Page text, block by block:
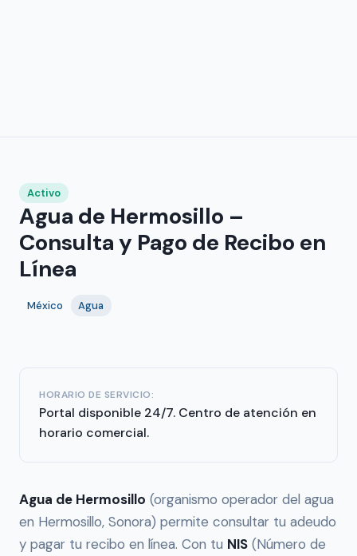
Activo
Agua de Hermosillo –
Consulta y Pago de Recibo en
Línea
México Agua
HORARIO DE SERVICIO:
Portal disponible 24/7. Centro de atención en
horario comercial.
Agua de Hermosillo (organismo operador del agua
en Hermosillo, Sonora) permite consultar tu adeudo
y pagar tu recibo en línea. Con tu NIS (Número de